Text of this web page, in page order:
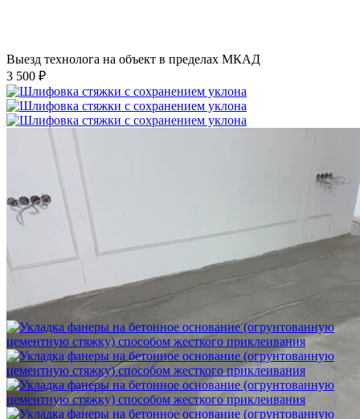
Выезд технолога на объект в пределах МКАД
3 500 ₽
Шлифовка стяжки с сохранением уклона
1 500 ₽